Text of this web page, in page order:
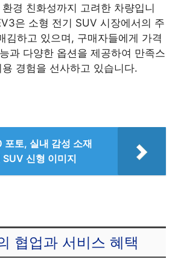
경 친화성까지 고려한 차량입니
은 소형 전기 SUV 시장에서의 주
김하고 있으며, 구매자들에게 가격
과 다양한 옵션을 제공하여 만족스
경험을 선사하고 있습니다.
토, 실내 감성 소재
신형 이미지
협업과 서비스 혜택